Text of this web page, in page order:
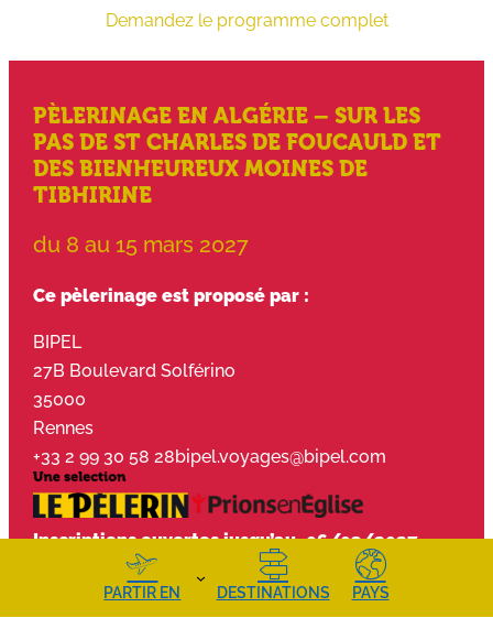
PARTIR EN DESTINATIONS PAYS
Demandez le programme complet
PÈLERINAGE EN ALGÉRIE – SUR LES
PAS DE ST CHARLES DE FOUCAULD ET
DES BIENHEUREUX MOINES DE
TIBHIRINE
du 8 au 15 mars 2027
Ce pèlerinage est proposé par :
BIPEL
27B Boulevard Solférino
35000
Rennes
+33 2 99 30 58 28bipel.voyages@bipel.com
Inscriptions ouvertes jusqu’au 06/03/2027
Inscrivez-vous Notice légale